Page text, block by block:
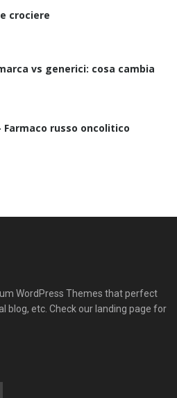
crociere
vs generici: cosa cambia
Farmaco russo oncolitico
WordPress Themes that perfect
blog, etc. Check our landing page for